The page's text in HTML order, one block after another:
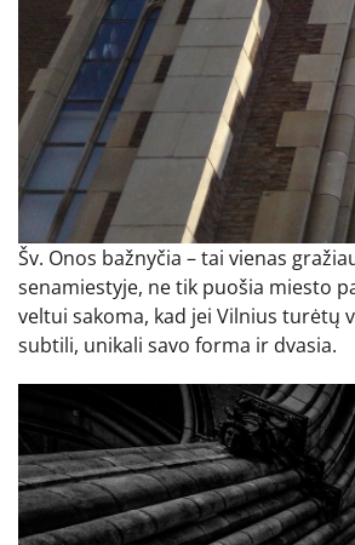
Šv. Onos bažnyčia – tai vienas
senamiestyje, ne tik puošia miesto
veltui sakoma, kad jei Vilnius turėtų
subtili, unikali savo forma ir dvasia.